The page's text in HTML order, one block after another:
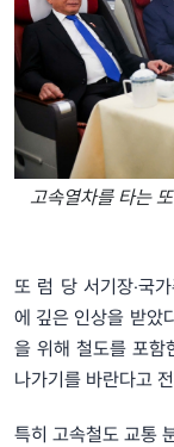
고속열차를 타는
또 럼 당 서기장‧국
에 깊은 인상을 받았
을 위해 철도를 포함
나가기를 바란다고
특히 고속철도 교통